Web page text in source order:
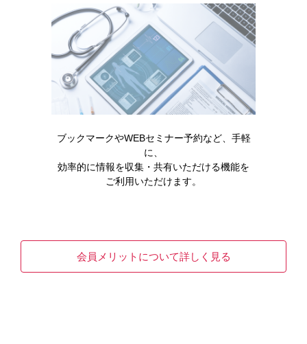
製品に関する注目コンテンツ
領域情報 胃がん
る副作用とその対策を解説しています。
ブックマークやWEBセミナー予約など、手軽
に、
効率的に情報を収集・共有いただける機能を
ご利用いただけます。
会員メリットについて詳しく見る